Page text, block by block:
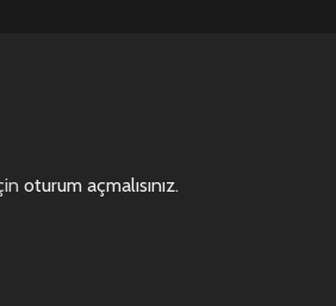
oturum açmalısınız.